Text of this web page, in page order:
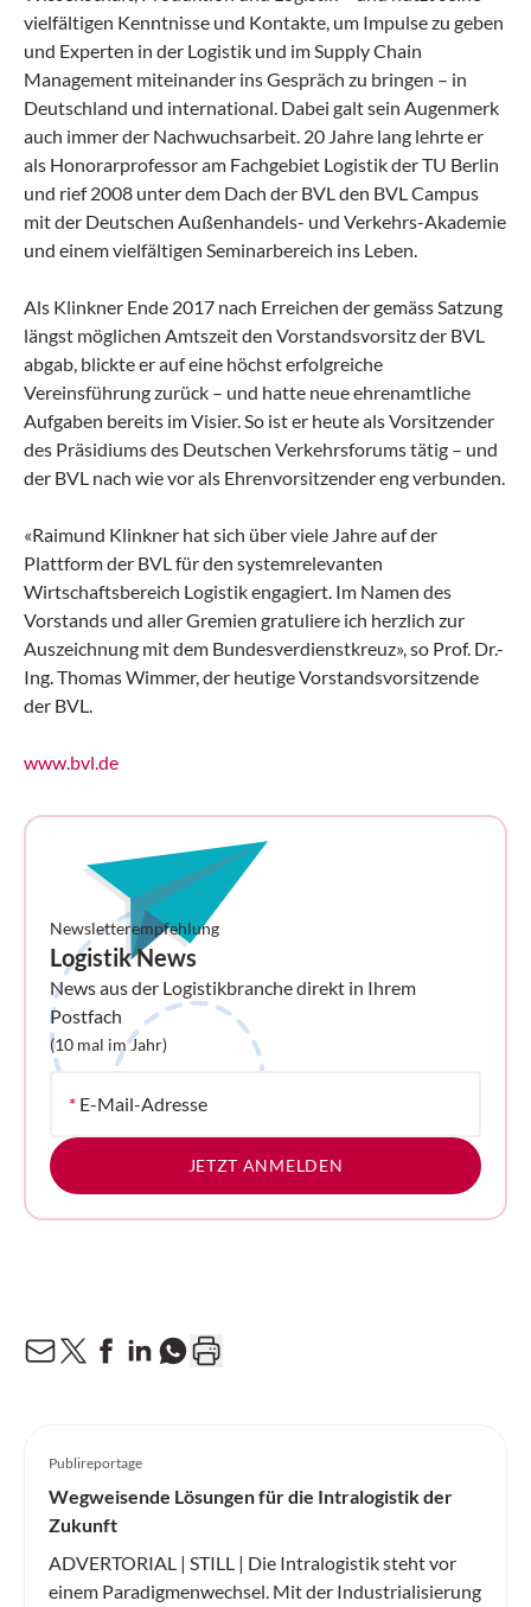
vielfältigen Kenntnisse und Kontakte, um Impulse zu geben
und Experten in der Logistik und im Supply Chain
Management miteinander ins Gespräch zu bringen – in
Deutschland und international. Dabei galt sein Augenmerk
auch immer der Nachwuchsarbeit. 20 Jahre lang lehrte er
als Honorarprofessor am Fachgebiet Logistik der TU Berlin
und rief 2008 unter dem Dach der BVL den BVL Campus
mit der Deutschen Außenhandels- und Verkehrs-Akademie
und einem vielfältigen Seminarbereich ins Leben.
Als Klinkner Ende 2017 nach Erreichen der gemäss Satzung
längst möglichen Amtszeit den Vorstandsvorsitz der BVL
abgab, blickte er auf eine höchst erfolgreiche
Vereinsführung zurück – und hatte neue ehrenamtliche
Aufgaben bereits im Visier. So ist er heute als Vorsitzender
des Präsidiums des Deutschen Verkehrsforums tätig – und
der BVL nach wie vor als Ehrenvorsitzender eng verbunden.
«Raimund Klinkner hat sich über viele Jahre auf der
Plattform der BVL für den systemrelevanten
Wirtschaftsbereich Logistik engagiert. Im Namen des
Vorstands und aller Gremien gratuliere ich herzlich zur
Auszeichnung mit dem Bundesverdienstkreuz», so Prof. Dr.-
Ing. Thomas Wimmer, der heutige Vorstandsvorsitzende
der BVL.
www.bvl.de
Newsletterempfehlung
Logistik News
News aus der Logistikbranche direkt in Ihrem
Postfach
(10 mal im Jahr)
* E-Mail-Adresse
JETZT ANMELDEN
Publireportage
Wegweisende Lösungen für die Intralogistik der
Zukunft
ADVERTORIAL | STILL | Die Intralogistik steht vor
einem Paradigmenwechsel. Mit der Industrialisierung